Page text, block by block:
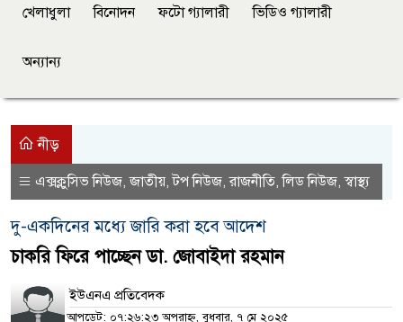
খেলাধুলা বিনোদন ফটো গ্যালারী ভিডিও গ্যালারী
অন্যান্য
নীড়
এক্সক্লুসিভ নিউজ,জাতীয়,টপ নিউজ,রাজনীতি,লিড নিউজ,স্বাস্থ্য
দু-একদিনের মধ্যে জারি করা হবে আদেশ
চাকরি ফিরে পাচ্ছেন ডা. জোবাইদা রহমান
ইউএনএ প্রতিবেদক
আপডেট: ০৭:২৬:২৩ অপরাহ্ন, বুধবার, ৭ মে ২০২৫